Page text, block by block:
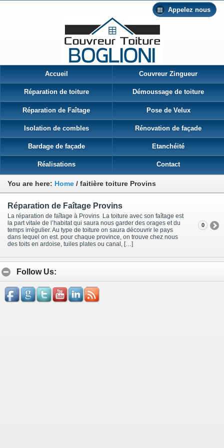
Appelez nous
Accueil Couvreur Zingueur
Réparation de toiture Démoussage de toiture
Réparation de Faîtage Pose de Velux
Isolation de combles Rénovation de façade
Bardage de façade Etanchéité
Réalisations Contact
You are here: Home / faitière toiture Provins
Réparation de Faîtage Provins
La réparation de faîtage à Provins La toiture avec son faîtage est
la part vitale de l’habitat qui saura nous garder des orages et du
temps irrégulier. Au type de toiture on saura découvrir le pays
dans lequel on est. pour chaque province, on trouve chez nous
des toits en ardoise, tuiles plates ou canal, […]
0
Follow Us: